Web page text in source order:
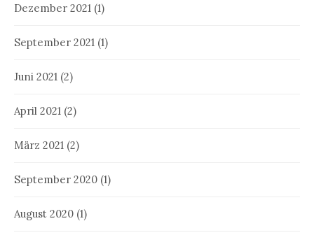
Dezember 2021 (1)
September 2021 (1)
Juni 2021 (2)
April 2021 (2)
März 2021 (2)
September 2020 (1)
August 2020 (1)